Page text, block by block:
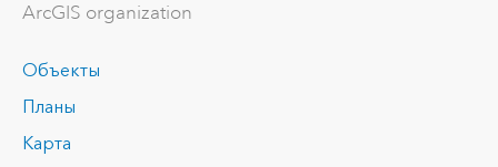
ArcGIS organization
Объекты
Планы
Карта